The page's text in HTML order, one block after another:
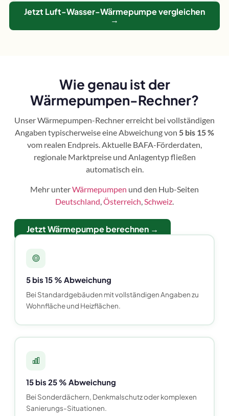
Jetzt Luft-Wasser-Wärmepumpe vergleichen
→
Wie genau ist der
Wärmepumpen-Rechner?
Unser Wärmepumpen-Rechner erreicht bei vollständigen
Angaben typischerweise eine Abweichung von 5 bis 15 %
vom realen Endpreis. Aktuelle BAFA-Förderdaten,
regionale Marktpreise und Anlagentyp fließen
automatisch ein.
Mehr unterWärmepumpen und den Hub-Seiten
Deutschland Österreich Schweiz
Jetzt Wärmepumpe berechnen →
5 bis 15 % Abweichung
Bei Standardgebäuden mit vollständigen Angaben zu
Wohnfläche und Heizflächen.
15 bis 25 % Abweichung
Bei Sonderdächern, Denkmalschutz oder komplexen
Sanierungs-Situationen.